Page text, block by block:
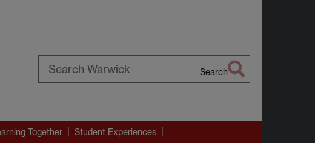
Search
Together Student Experiences